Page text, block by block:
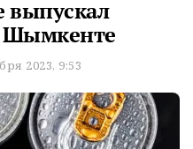
выпускал
Шымкенте
2023, 9:53